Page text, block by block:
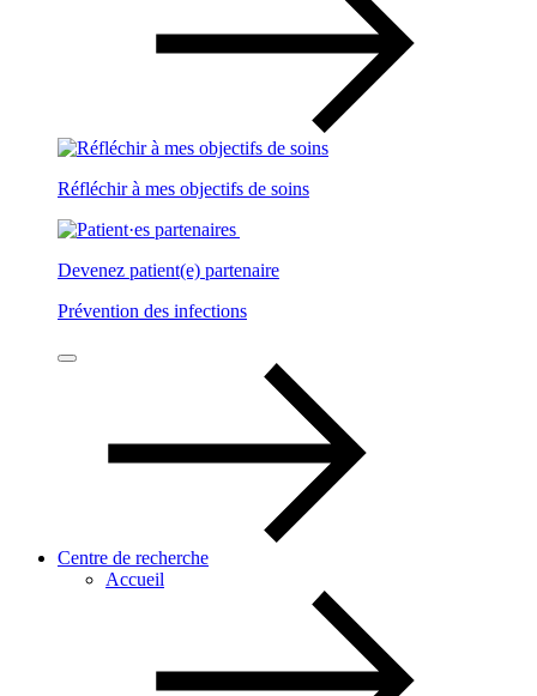
Réfléchir à mes objectifs de soins
Devenez patient(e) partenaire
Prévention des infections
Centre de recherche
Accueil